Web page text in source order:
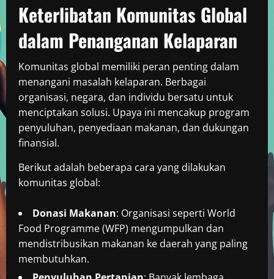
Keterlibatan Komunitas Global
dalam Penanganan Kelaparan
Komunitas global memiliki peran penting dalam
menangani masalah kelaparan. Berbagai
organisasi, negara, dan individu bersatu untuk
menciptakan solusi. Upaya ini mencakup program
penyuluhan, penyediaan makanan, dan dukungan
finansial.
Berikut adalah beberapa cara yang dilakukan
komunitas global:
Donasi Makanan: Organisasi seperti World
Food Programme (WFP) mengumpulkan dan
mendistribusikan makanan ke daerah yang paling
membutuhkan.